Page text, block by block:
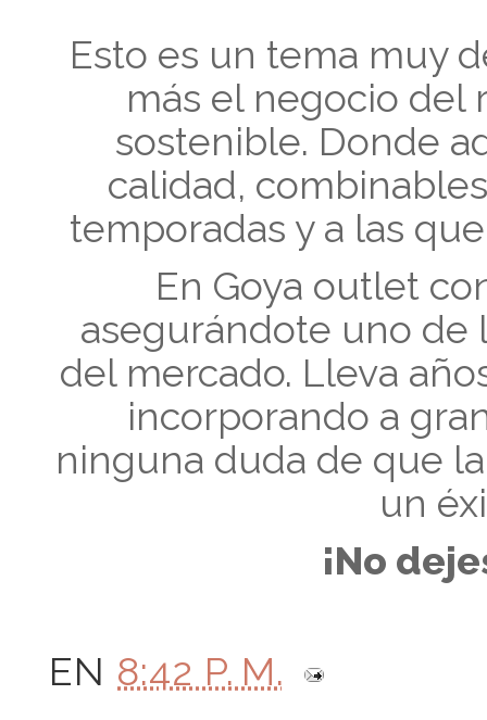
Esto es un tema muy
más el negocio del
sostenible. Donde
calidad,
temporadas y a las
En Goya outlet
asegurándote uno de
del mercado. Lleva
incorporando a
ninguna duda de que
un
¡No
EN 8:42 P. M.